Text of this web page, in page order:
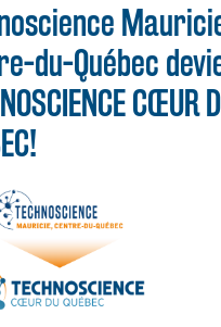
PARTENAIRES
Voir tous nos partenaires
du-Québec
CŒUR